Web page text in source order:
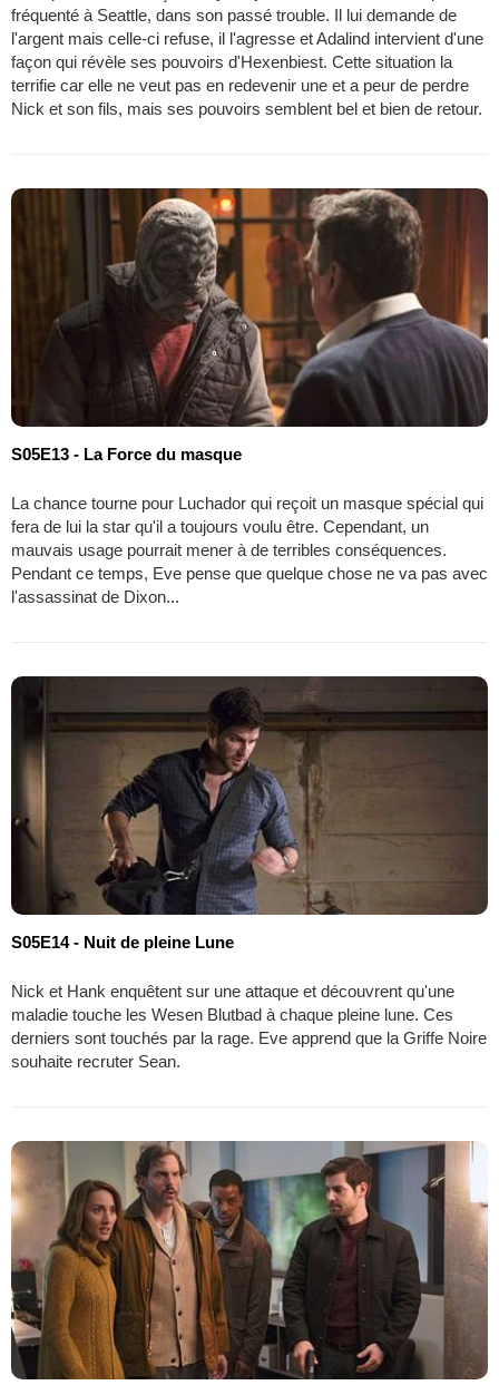
fréquenté à Seattle, dans son passé trouble. Il lui demande de
l'argent mais celle-ci refuse, il l'agresse et Adalind intervient d'une
façon qui révèle ses pouvoirs d'Hexenbiest. Cette situation la
terrifie car elle ne veut pas en redevenir une et a peur de perdre
Nick et son fils, mais ses pouvoirs semblent bel et bien de retour.
S05E13 - La Force du masque
La chance tourne pour Luchador qui reçoit un masque spécial qui
fera de lui la star qu'il a toujours voulu être. Cependant, un
mauvais usage pourrait mener à de terribles conséquences.
Pendant ce temps, Eve pense que quelque chose ne va pas avec
l'assassinat de Dixon...
S05E14 - Nuit de pleine Lune
Nick et Hank enquêtent sur une attaque et découvrent qu'une
maladie touche les Wesen Blutbad à chaque pleine lune. Ces
derniers sont touchés par la rage. Eve apprend que la Griffe Noire
souhaite recruter Sean.